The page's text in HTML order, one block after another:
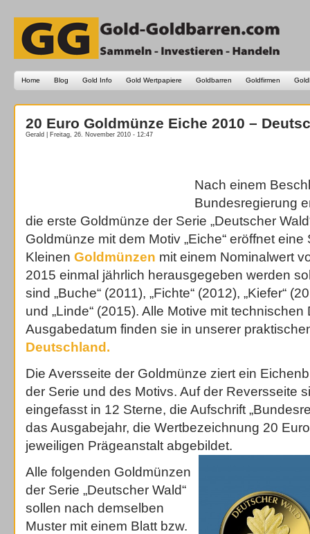
Home Blog Gold Info Gold Wertpapiere Goldbarren Goldfirmen
20 Euro Goldmünze Eiche 2010 –
Gerald | Freitag, 26. November 2010 - 12:47
Nach einem
Bundesregierung
die erste Goldmünze der Serie „Deutscher
Goldmünze mit dem Motiv „Eiche“ eröffnet
Kleinen Goldmünzen mit einem Nominalwert
2015 einmal jährlich herausgegeben werden
sind „Buche“ (2011), „Fichte“ (2012), „Kiefer“
und „Linde“ (2015). Alle Motive mit technischen
Ausgabedatum finden sie in unserer
Deutschland .
Die Aversseite der Goldmünze ziert ein
der Serie und des Motivs. Auf der Reversseite
eingefasst in 12 Sterne, die Aufschrift
das Ausgabejahr, die Wertbezeichnung 20
jeweiligen Prägeanstalt abgebildet.
Alle folgenden Goldmünzen
der Serie „Deutscher Wald“
sollen nach demselben
Muster mit einem Blatt bzw.